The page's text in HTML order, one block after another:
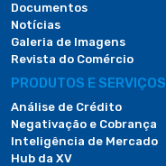
Documentos
Notícias
Galeria de Imagens
Revista do Comércio
PRODUTOS E SERVIÇOS
Análise de Crédito
Negativação e Cobrança
Inteligência de Mercado
Hub da XV